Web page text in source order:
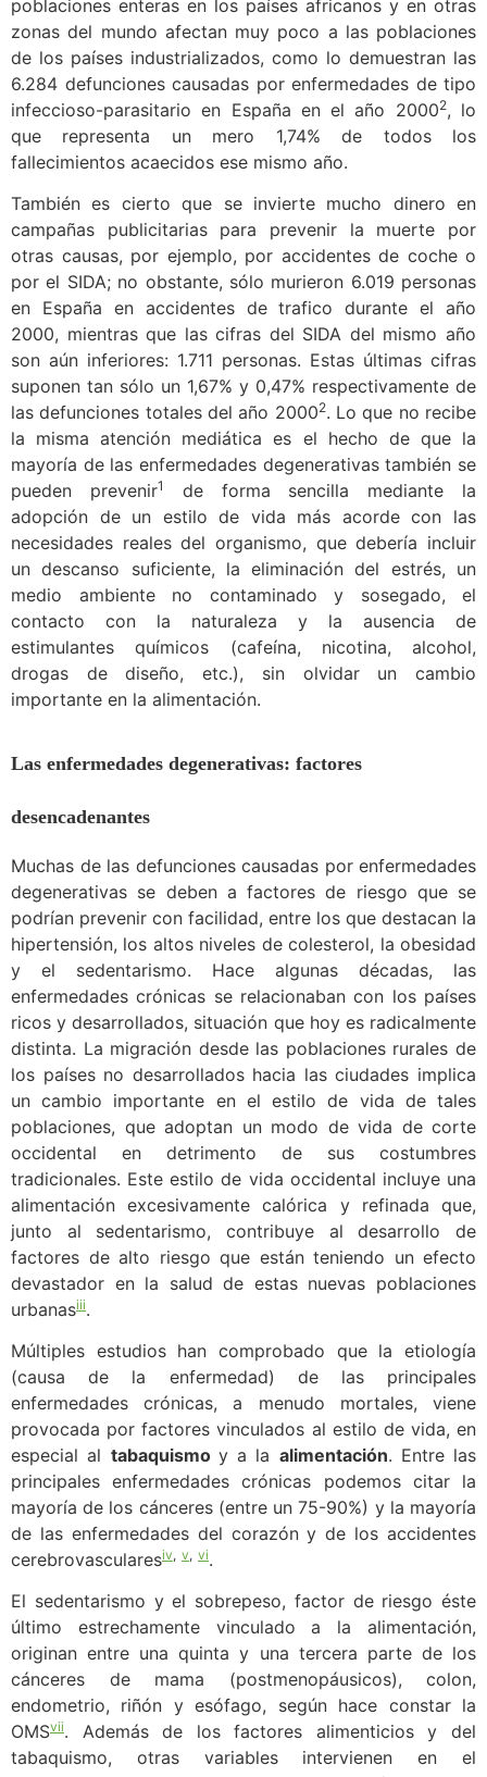
poblaciones enteras en los países africanos y en otras
zonas del mundo afectan muy poco a las poblaciones
de los países industrializados, como lo demuestran las
6.284 defunciones causadas por enfermedades de tipo
infeccioso-parasitario en España en el año 20002, lo
que representa un mero 1,74% de todos los
fallecimientos acaecidos ese mismo año.
También es cierto que se invierte mucho dinero en
campañas publicitarias para prevenir la muerte por
otras causas, por ejemplo, por accidentes de coche o
por el SIDA; no obstante, sólo murieron 6.019 personas
en España en accidentes de trafico durante el año
2000, mientras que las cifras del SIDA del mismo año
son aún inferiores: 1.711 personas. Estas últimas cifras
suponen tan sólo un 1,67% y 0,47% respectivamente de
las defunciones totales del año 20002. Lo que no recibe
la misma atención mediática es el hecho de que la
mayoría de las enfermedades degenerativas también se
pueden prevenir1
de forma sencilla mediante la
adopción de un estilo de vida más acorde con las
necesidades reales del organismo, que debería incluir
un descanso suficiente, la eliminación del estrés, un
medio ambiente no contaminado y sosegado, el
contacto con la naturaleza y la ausencia de
estimulantes químicos (cafeína, nicotina, alcohol,
drogas de diseño, etc.), sin olvidar un cambio
importante en la alimentación.
Las enfermedades degenerativas: factores
desencadenantes
Muchas de las defunciones causadas por enfermedades
degenerativas se deben a factores de riesgo que se
podrían prevenir con facilidad, entre los que destacan la
hipertensión, los altos niveles de colesterol, la obesidad
y el sedentarismo. Hace algunas décadas, las
enfermedades crónicas se relacionaban con los países
ricos y desarrollados, situación que hoy es radicalmente
distinta. La migración desde las poblaciones rurales de
los países no desarrollados hacia las ciudades implica
un cambio importante en el estilo de vida de tales
poblaciones, que adoptan un modo de vida de corte
occidental en detrimento de sus costumbres
tradicionales. Este estilo de vida occidental incluye una
alimentación excesivamente calórica y refinada que,
junto al sedentarismo, contribuye al desarrollo de
factores de alto riesgo que están teniendo un efecto
devastador en la salud de estas nuevas poblaciones
urbanasiii.
Múltiples estudios han comprobado que la etiología
(causa de la enfermedad) de las principales
enfermedades crónicas, a menudo mortales, viene
provocada por factores vinculados al estilo de vida, en
especial al tabaquismo y a la alimentación. Entre las
principales enfermedades crónicas podemos citar la
mayoría de los cánceres (entre un 75-90%) y la mayoría
de las enfermedades del corazón y de los accidentes
cerebrovascularesiv, v, vi.
El sedentarismo y el sobrepeso, factor de riesgo éste
último estrechamente vinculado a la alimentación,
originan entre una quinta y una tercera parte de los
cánceres de mama (postmenopáusicos), colon,
endometrio, riñón y esófago, según hace constar la
OMSvii. Además de los factores alimenticios y del
tabaquismo, otras variables intervienen en el